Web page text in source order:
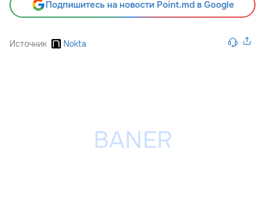
Подпишитесь на новости Point.md в Google
Источник Nokta